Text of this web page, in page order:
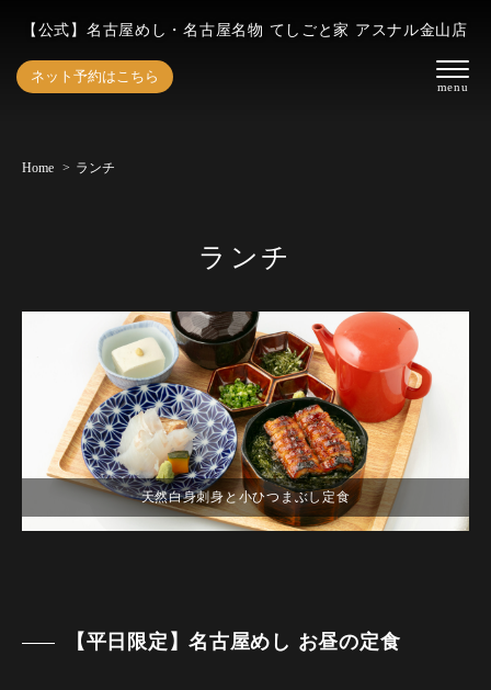
【公式】名古屋めし・名古屋名物 てしごと家 アスナル金山店
ネット予約はこちら
Home ランチ
ランチ
名古屋めし御膳
【平日限定】名古屋めし お昼の定食